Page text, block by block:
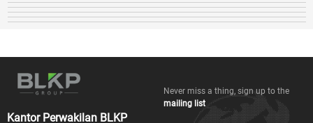
Kantor Perwakilan BLKP
Never miss a thing, sign up to the
mailing list